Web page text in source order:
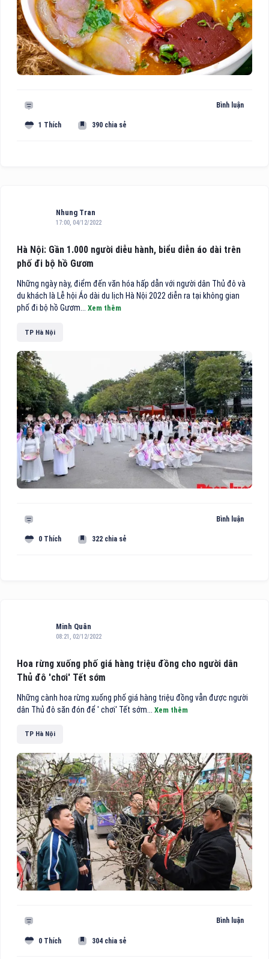
Bình luận
1 Thích 390 chia sẻ
Nhung Tran
17:00, 04/12/2022
Hà Nội: Gần 1.000 người diễu hành, biểu diễn áo dài trên
phố đi bộ hồ Gươm
Những ngày này, điểm đến văn hóa hấp dẫn với người dân Thủ đô và
du khách là Lễ hội Áo dài du lịch Hà Nội 2022 diễn ra tại không gian
phố đi bộ hồ Gươm... Xem thêm
TP Hà Nội
Bình luận
0 Thích 322 chia sẻ
Minh Quân
08:21, 02/12/2022
Hoa rừng xuống phố giá hàng triệu đồng cho người dân
Thủ đô 'chơi' Tết sớm
Những cành hoa rừng xuống phố giá hàng triệu đồng vẫn được người
dân Thủ đô săn đón để ' chơi' Tết sớm... Xem thêm
TP Hà Nội
Bình luận
0 Thích 304 chia sẻ